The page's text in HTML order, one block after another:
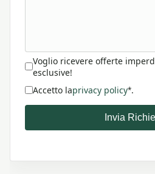
Voglio ricevere offerte
esclusive!
Accetto laprivacy policy*.
Invia